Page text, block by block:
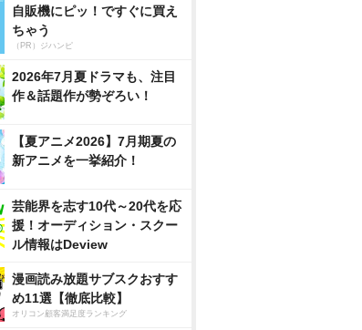
自販機にピッ！ですぐに買え
ちゃう
（PR）ジハンピ
2026年7月夏ドラマも、注目
作＆話題作が勢ぞろい！
【夏アニメ2026】7月期夏の
新アニメを一挙紹介！
芸能界を志す10代～20代を応
援！オーディション・スクー
ル情報はDeview
漫画読み放題サブスクおすす
め11選【徹底比較】
オリコン顧客満足度ランキング